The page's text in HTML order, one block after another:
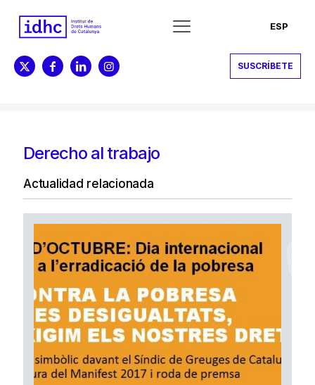
ESP
SUSCRÍBETE
Derecho al trabajo
Actualidad relacionada